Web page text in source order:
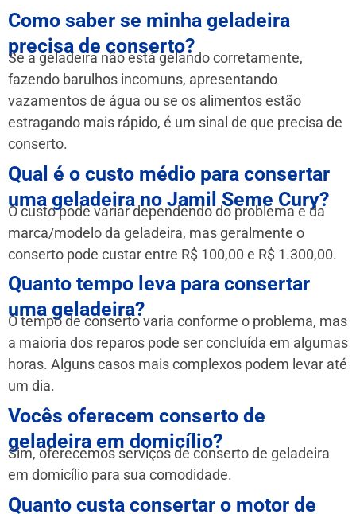
Como saber se minha geladeira
precisa de conserto?
Se a geladeira não está gelando corretamente,
fazendo barulhos incomuns, apresentando
vazamentos de água ou se os alimentos estão
estragando mais rápido, é um sinal de que precisa de
conserto.
Qual é o custo médio para consertar
uma geladeira no Jamil Seme Cury?
O custo pode variar dependendo do problema e da
marca/modelo da geladeira, mas geralmente o
conserto pode custar entre R$ 100,00 e R$ 1.300,00.
Quanto tempo leva para consertar
uma geladeira?
O tempo de conserto varia conforme o problema, mas
a maioria dos reparos pode ser concluída em algumas
horas. Alguns casos mais complexos podem levar até
um dia.
Vocês oferecem conserto de
geladeira em domicílio?
Sim, oferecemos serviços de conserto de geladeira
em domicílio para sua comodidade.
Quanto custa consertar o motor de